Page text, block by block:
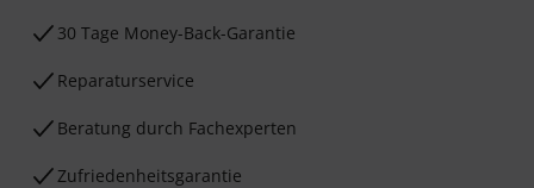
30 Tage Money-Back-Garantie
Reparaturservice
Beratung durch Fachexperten
Zufriedenheitsgarantie